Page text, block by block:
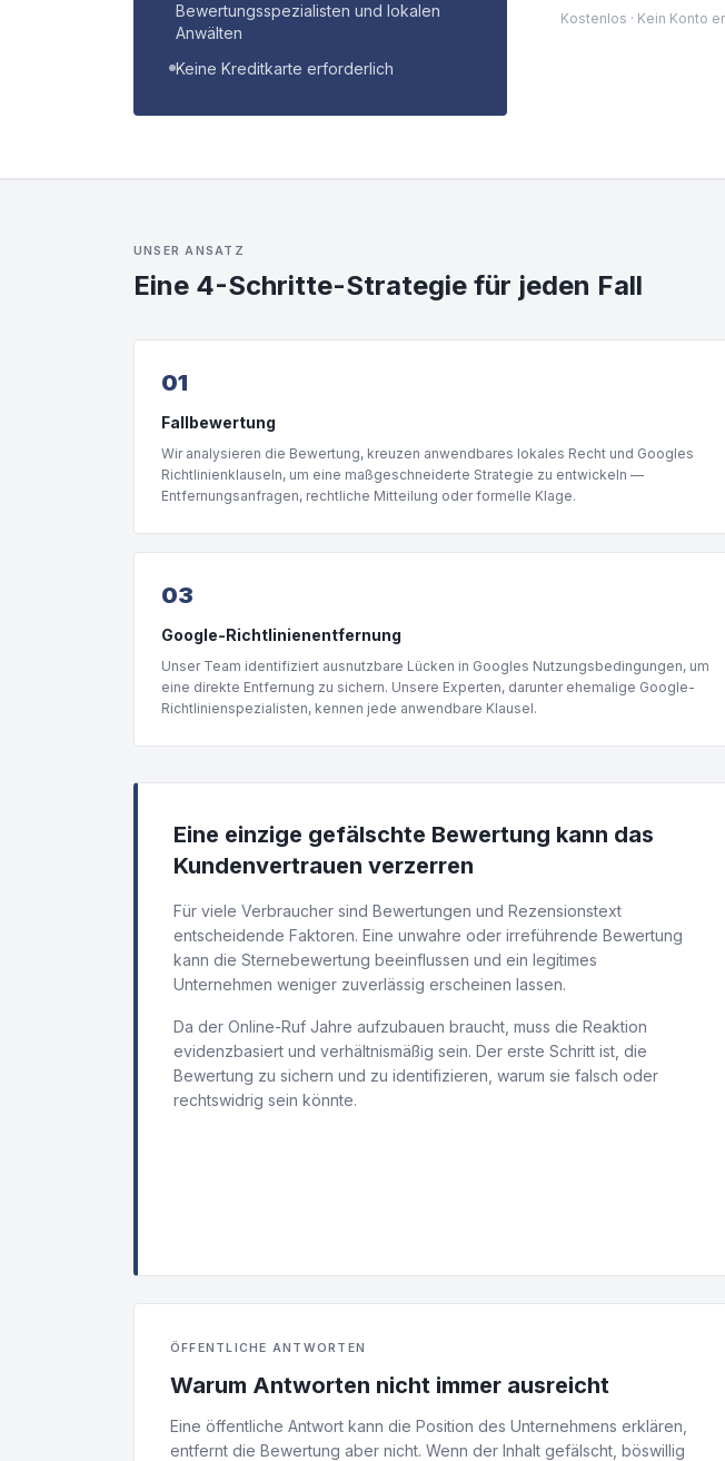
Bewertungsspezialisten und lokalen
Anwälten
Keine Kreditkarte erforderlich
Kostenlos · Kein Konto
UNSER ANSATZ
Eine 4-Schritte-Strategie für jeden Fall
01
Fallbewertung
Wir analysieren die Bewertung, kreuzen anwendbares lokales Recht und Googles
Richtlinienklauseln, um eine maßgeschneiderte Strategie zu entwickeln —
Entfernungsanfragen, rechtliche Mitteilung oder formelle Klage.
03
Google-Richtlinienentfernung
Unser Team identifiziert ausnutzbare Lücken in Googles Nutzungsbedingungen, um
eine direkte Entfernung zu sichern. Unsere Experten, darunter ehemalige Google-
Richtlinienspezialisten, kennen jede anwendbare Klausel.
Eine einzige gefälschte Bewertung kann das
Kundenvertrauen verzerren
Für viele Verbraucher sind Bewertungen und Rezensionstext
entscheidende Faktoren. Eine unwahre oder irreführende Bewertung
kann die Sternebewertung beeinflussen und ein legitimes
Unternehmen weniger zuverlässig erscheinen lassen.
Da der Online-Ruf Jahre aufzubauen braucht, muss die Reaktion
evidenzbasiert und verhältnismäßig sein. Der erste Schritt ist, die
Bewertung zu sichern und zu identifizieren, warum sie falsch oder
rechtswidrig sein könnte.
ÖFFENTLICHE ANTWORTEN
Warum Antworten nicht immer ausreicht
Eine öffentliche Antwort kann die Position des Unternehmens erklären,
entfernt die Bewertung aber nicht. Wenn der Inhalt gefälscht, böswillig